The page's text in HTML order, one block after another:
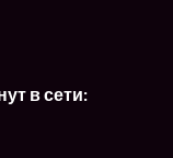
в сети: